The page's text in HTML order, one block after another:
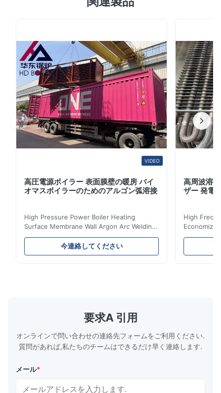
のための段階分離器として機能する。蒸気ドラムへの「よ
り熱い」-水/および飽和蒸気の蓄積の熱く、冷水の助け間
の密度の相違。 特徴 1.Chinese有名なブランド。
2.Premium質、競争価格。 3.Fast配達、優秀な売り上げ
後のサービス。 4.Certificate ISO9001、ASME、
ISO14001、SGS。 取付けること容易な5.Compact構造。
ボイラーの効率を改...
VIDEO
高圧電源ボイラー 表面膜壁の暖房 バイ
オマスボイラーのためのアルゴン弧溶接
High Pressure Power Boiler Heating
Surface Membrane Wall Argon Arc Welding
For Biomass Boiler Product Introduction
Water wall panels with pins usually laid
vertically on the inner wall of the furnace
the basic component of boiler water
circulation loop.Because of both cooling
今連絡してください
高周波溶
ザー 発電
High
Product
industrial
要求A 引用
オンラインで問い合わせの連絡先フォームをご利用ください.
質問があれば,私たちのチームはできるだけ早く連絡します.
メール*